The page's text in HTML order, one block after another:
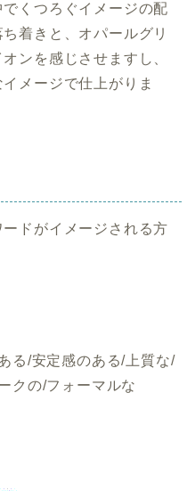
くつろぐイメージの配
着きと、オパールグリ
ンを感じさせますし、
メージで仕上がりま
ドがイメージされる方
る/安定感のある/上質な/
クの/フォーマルな